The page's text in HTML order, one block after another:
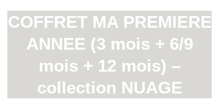
COFFRET MA PREMIERE
ANNEE (3 mois + 6/9
mois + 12 mois) –
collection NUAGE